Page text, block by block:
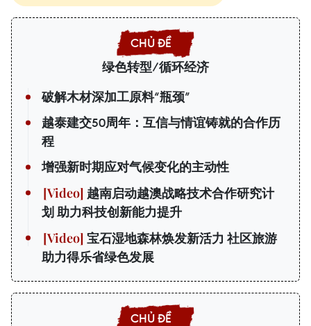
绿色转型/循环经济
破解木材深加工原料“瓶颈”
越泰建交50周年：互信与情谊铸就的合作历
程
增强新时期应对气候变化的主动性
越南启动越澳战略技术合作研究计
划 助力科技创新能力提升
宝石湿地森林焕发新活力 社区旅游
助力得乐省绿色发展